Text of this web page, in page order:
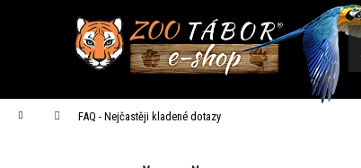
Domů FAQ - Nejčastěji kladené dotazy
Zpět
obchodu
Zpět
obchodu